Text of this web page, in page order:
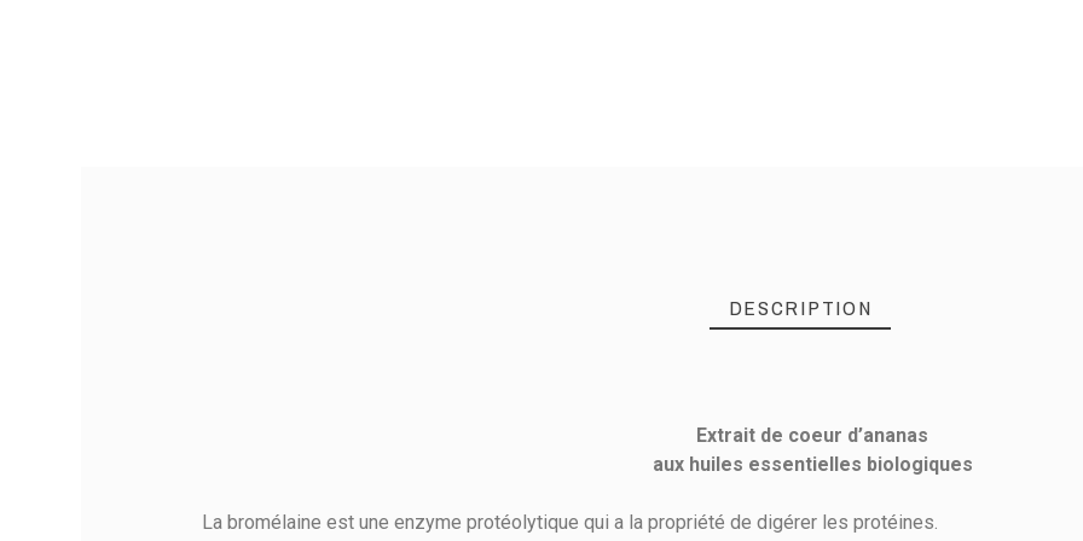
DESCRIPTION
Extrait de coeur d’ananas
aux huiles essentielles biologiques
La bromélaine est une enzyme protéolytique qui a la propriété de digérer les protéines.